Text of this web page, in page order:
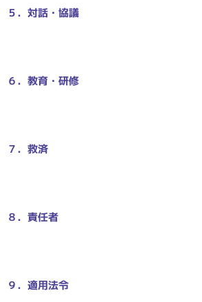
５．対話・協議
６．教育・研修
７．救済
８．責任者
９．適用法令